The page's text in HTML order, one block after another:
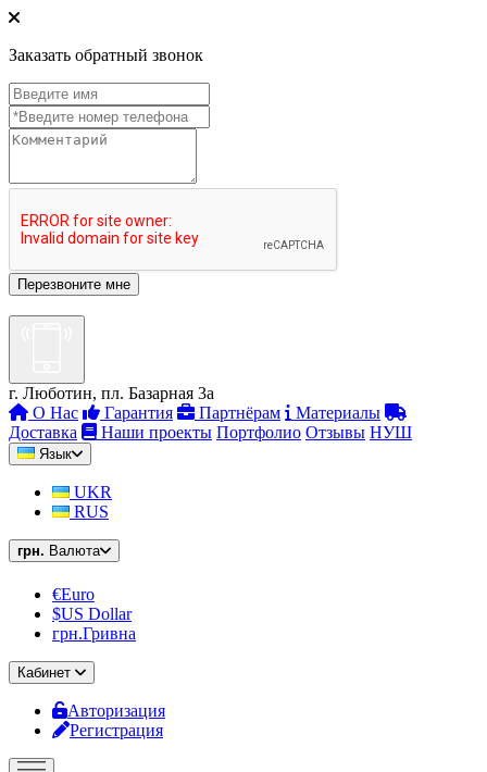
Заказать обратный звонок
г. Люботин, пл. Базарная 3а
О Нас
Гарантия Партнёрам
Материалы
Доставка
Наши проекты Портфолио Отзывы НУШ
Язык
UKR
RUS
грн. Валюта
€Euro
$US Dollar
грн.Гривна
Кабинет
Авторизация
Регистрация